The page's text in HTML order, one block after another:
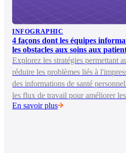
INFOGRAPHIC
4 façons dont les équipes
les obstacles aux soins aux
Explorez les stratégies permettant
réduire les problèmes liés à
des informations de santé
les flux de travail pour améliorer
En savoir plus